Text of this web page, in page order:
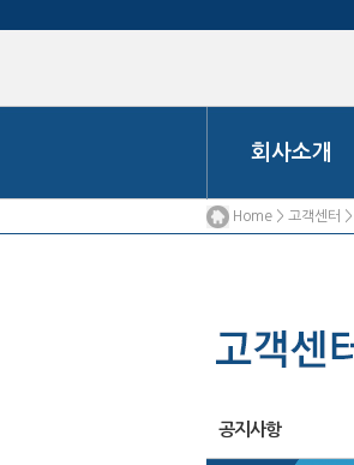
회사소개
Home > 고객센터
공지사항